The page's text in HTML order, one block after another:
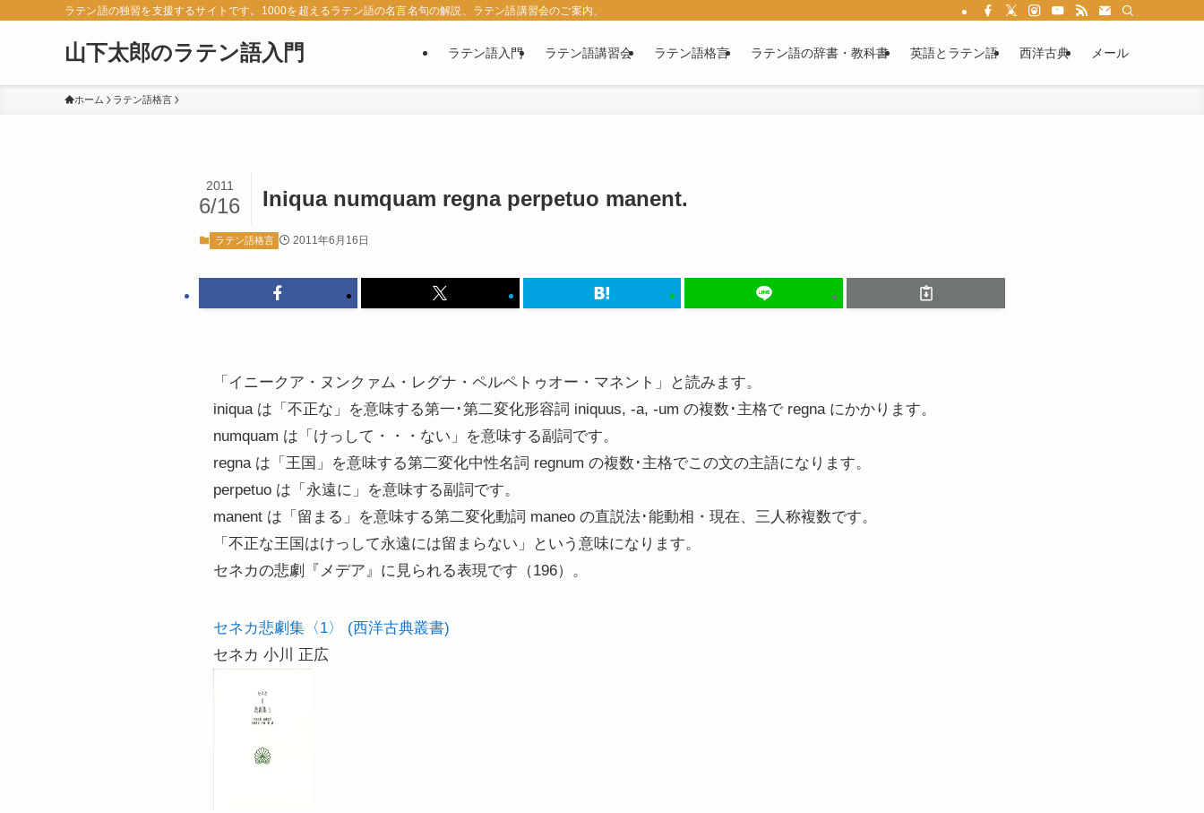
ラテン語の独習を支援するサイトです。1000を超えるラテン語の名言名句の解説、ラテン語講習会のご案内、西洋古典の紹介など、ラテン語に関する情報満載です。ラテン語文法を学べば、あなたもカエサルやウェルギリウスの作
山下太郎のラテン語入門 ラテン語入門 ラテン語講習会 ラテン語格言 ラテン語の辞書・教科書 英語とラテン語 西洋古典 メール
ホーム ラテン語格言
Iniqua numquam regna perpetuo manent.
2011
6/16
ラテン語格言 2011年6月16日
「イニークア・ヌンクァム・レグナ・ペルペトゥオー・マネント」と読みます。
iniqua は「不正な」を意味する第一･第二変化形容詞 iniquus, -a, -um の複数･主格で regna にかかります。
numquam は「けっして・・・ない」を意味する副詞です。
regna は「王国」を意味する第二変化中性名詞 regnum の複数･主格でこの文の主語になります。
perpetuo は「永遠に」を意味する副詞です。
manent は「留まる」を意味する第二変化動詞 maneo の直説法･能動相・現在、三人称複数です。
「不正な王国はけっして永遠には留まらない」という意味になります。
セネカの悲劇『メデア』に見られる表現です（196）。
セネカ悲劇集〈1〉 (西洋古典叢書)
セネカ 小川 正広